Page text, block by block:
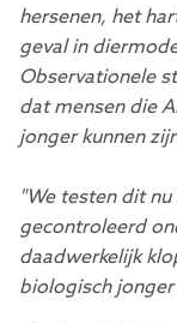
hersenen, het
geval in
Observationele
dat mensen die
jonger kunnen
"We testen dit
gecontroleerd
daadwerkelijk
biologisch jonger